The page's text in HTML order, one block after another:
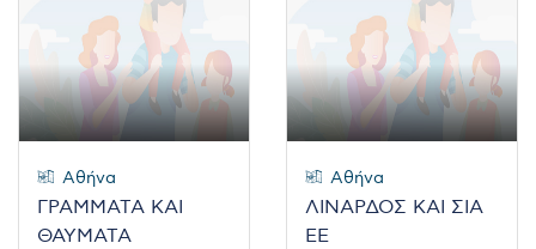
Αθήνα
ΓΡΑΜΜΑΤΑ ΚΑΙ
ΘΑΥΜΑΤΑ
Αθήνα
ΛΙΝΑΡΔΟΣ ΚΑΙ ΣΙΑ
ΕΕ